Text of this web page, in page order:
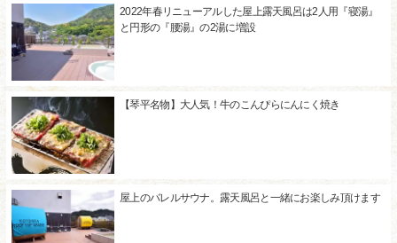
2022年春リニューアルした屋上露天風呂は2人用『寝湯』
と円形の『腰湯』の2湯に増設
【琴平名物】大人気！牛のこんぴらにんにく焼き
屋上のバレルサウナ。露天風呂と一緒にお楽しみ頂けます